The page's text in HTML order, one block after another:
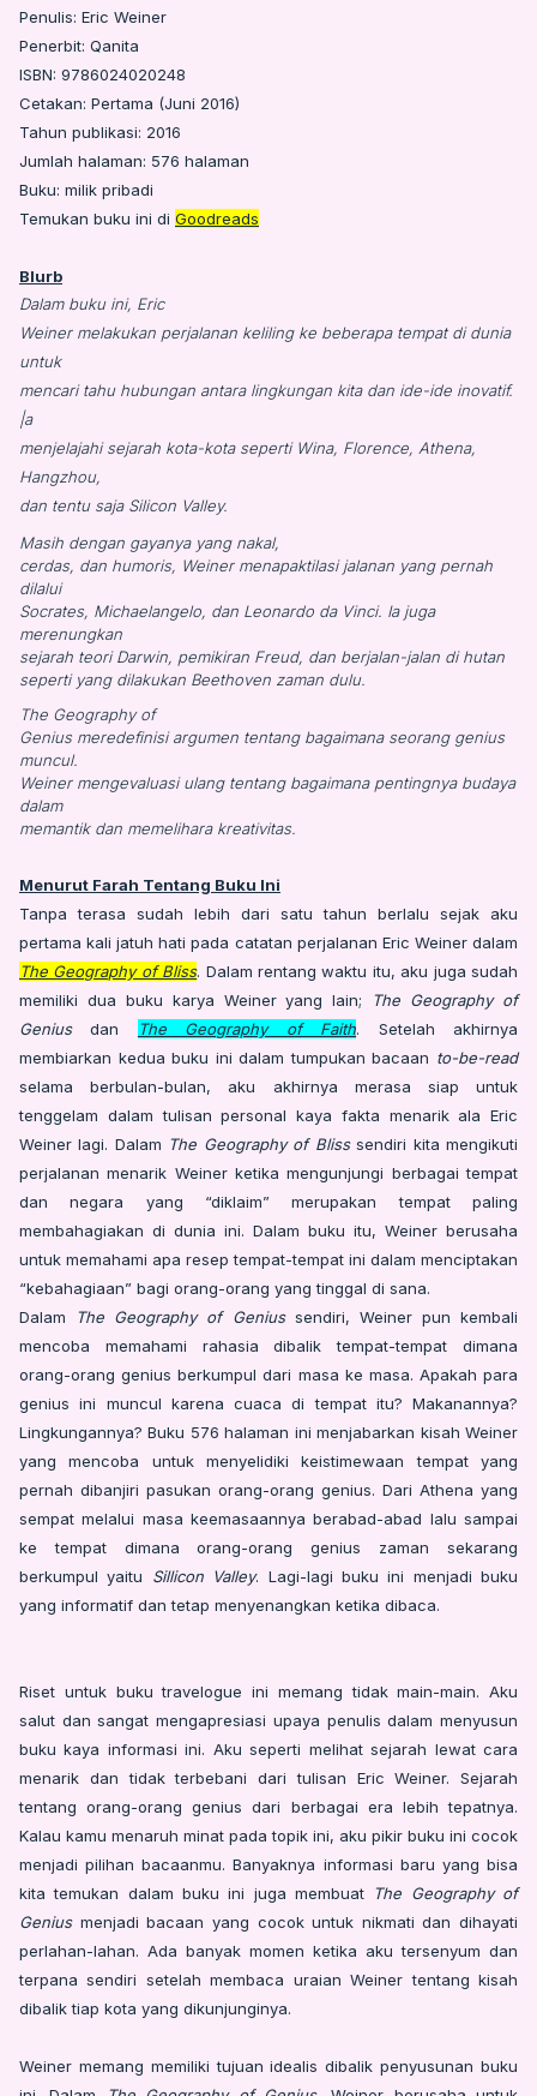
Penulis: Eric Weiner
Penerbit: Qanita
ISBN: 9786024020248
Cetakan: Pertama (Juni 2016)
Tahun publikasi: 2016
Jumlah halaman: 576 halaman
Buku: milik pribadi
Temukan buku ini di Goodreads
Blurb
Dalam buku ini, Eric
Weiner melakukan perjalanan keliling ke beberapa tempat di dunia
untuk
mencari tahu hubungan antara lingkungan kita dan ide-ide inovatif.
|a
menjelajahi sejarah kota-kota seperti Wina, Florence, Athena,
Hangzhou,
dan tentu saja Silicon Valley.
Masih dengan gayanya yang nakal,
cerdas, dan humoris, Weiner menapaktilasi jalanan yang pernah
dilalui
Socrates, Michaelangelo, dan Leonardo da Vinci. Ia juga
merenungkan
sejarah teori Darwin, pemikiran Freud, dan berjalan-jalan di hutan
seperti yang dilakukan Beethoven zaman dulu.
The Geography of
Genius meredefinisi argumen tentang bagaimana seorang genius
muncul.
Weiner mengevaluasi ulang tentang bagaimana pentingnya budaya
dalam
memantik dan memelihara kreativitas.
Menurut Farah Tentang Buku Ini
Tanpa terasa sudah lebih dari satu tahun berlalu sejak aku
pertama kali jatuh hati pada catatan perjalanan Eric Weiner dalam
The Geography of Bliss. Dalam rentang waktu itu, aku juga sudah
memiliki dua buku karya Weiner yang lain;
The Geography of
Geniusdan The Geography of Faith. Setelah akhirnya
membiarkan kedua buku ini dalam tumpukan bacaan to-be-read
selama berbulan-bulan, aku akhirnya merasa siap untuk
tenggelam dalam tulisan personal kaya fakta menarik ala Eric
Weiner lagi. Dalam The Geography of Blisssendiri kita mengikuti
perjalanan menarik Weiner ketika mengunjungi berbagai tempat
dan negara yang “diklaim” merupakan tempat paling
membahagiakan di dunia ini. Dalam buku itu, Weiner berusaha
untuk memahami apa resep tempat-tempat ini dalam menciptakan
“kebahagiaan” bagi orang-orang yang tinggal di sana.
Dalam
The Geography of Genius sendiri, Weiner pun kembali
mencoba memahami rahasia dibalik tempat-tempat dimana
orang-orang genius berkumpul dari masa ke masa. Apakah para
genius ini muncul karena cuaca di tempat itu? Makanannya?
Lingkungannya? Buku 576 halaman ini menjabarkan kisah Weiner
yang mencoba untuk menyelidiki keistimewaan tempat yang
pernah dibanjiri pasukan orang-orang genius. Dari Athena yang
sempat melalui masa keemasaannya berabad-abad lalu sampai
ke tempat dimana orang-orang genius zaman sekarang
berkumpul yaitu Sillicon Valley. Lagi-lagi buku ini menjadi buku
yang informatif dan tetap menyenangkan ketika dibaca.
Riset untuk buku travelogue ini memang tidak main-main. Aku
salut dan sangat mengapresiasi upaya penulis dalam menyusun
buku kaya informasi ini. Aku seperti melihat sejarah lewat cara
menarik dan tidak terbebani dari tulisan Eric Weiner. Sejarah
tentang orang-orang genius dari berbagai era lebih tepatnya.
Kalau kamu menaruh minat pada topik ini, aku pikir buku ini cocok
menjadi pilihan bacaanmu. Banyaknya informasi baru yang bisa
kita temukan dalam buku ini juga membuat The Geography of
Genius menjadi bacaan yang cocok untuk nikmati dan dihayati
perlahan-lahan. Ada banyak momen ketika aku tersenyum dan
terpana sendiri setelah membaca uraian Weiner tentang kisah
dibalik tiap kota yang dikunjunginya.
Weiner memang memiliki tujuan idealis dibalik penyusunan buku